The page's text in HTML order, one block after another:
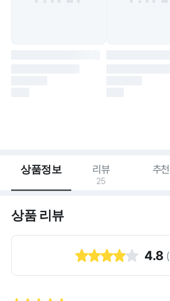
상품정보 리뷰
25
추천
상품 리뷰
4.8 (